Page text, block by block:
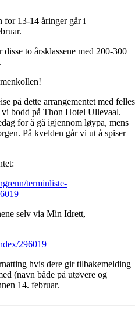
for 13-14 åringer går i
to årsklassene med 200-300
på dette arrangementet med felles
vi bodd på Thon Hotel Ullevaal.
for å gå igjennom løypa, mens
På kvelden går vi ut å spiser
terminliste-
selv via Min Idrett,
296019
hvis dere gir tilbakemelding
(navn både på utøvere og
14. februar.